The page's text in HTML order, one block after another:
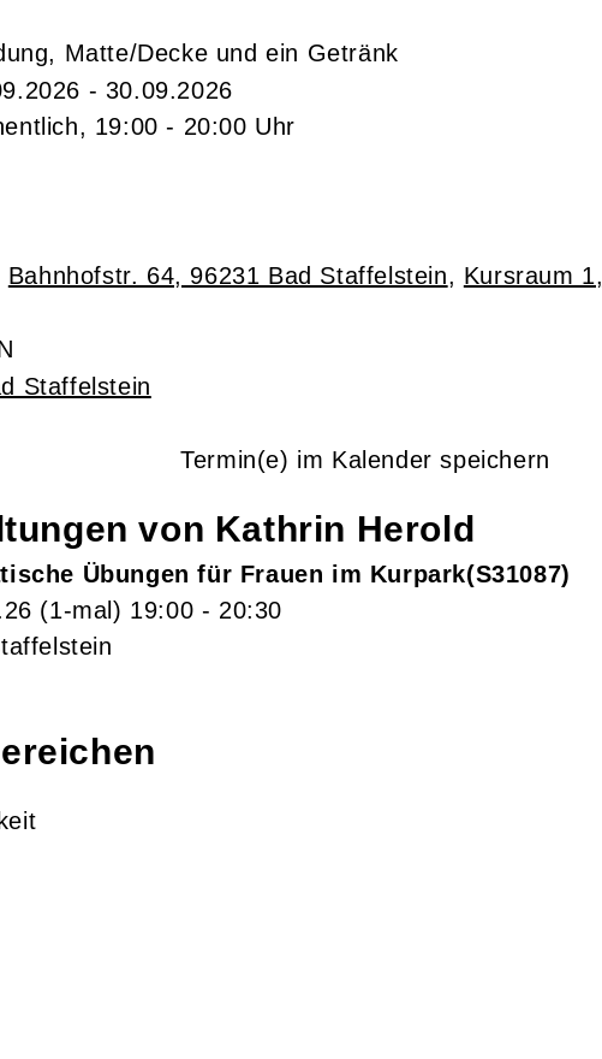
Matte/Decke und ein Getränk
- 30.09.2026
19:00 - 20:00 Uhr
Bahnhofstr. 64, 96231 Bad Staffelstein, Kursraum 1,
Staffelstein
Termin(e) im Kalender speichern
von Kathrin Herold
Übungen für Frauen im Kurpark S31087
(1-mal) 19:00 - 20:30